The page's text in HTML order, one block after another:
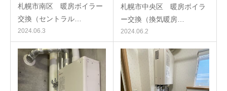
札幌市南区 暖房ボイラー
交換（セントラル…
2024.06.3
札幌市中央区 暖房ボイラ
ー交換（換気暖房…
2024.06.2